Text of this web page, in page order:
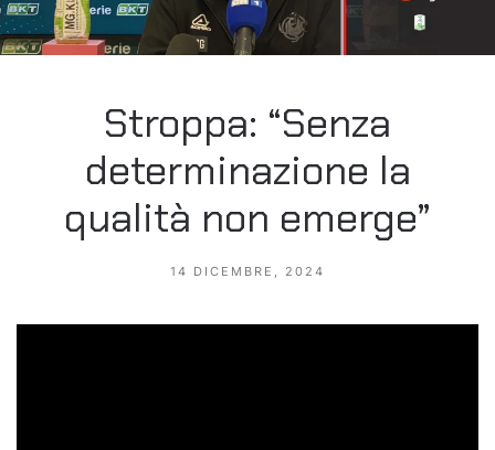
Stroppa: “Senza
determinazione la
qualità non emerge”
14 DICEMBRE, 2024